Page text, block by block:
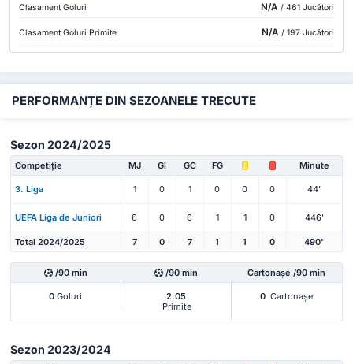
Clasament Goluri
N/A / 461 Jucători
Clasament Goluri Primite N/A / 197 Jucători
PERFORMANȚE DIN SEZOANELE TRECUTE
Sezon 2024/2025
Competiție MJ Gl GC FG Minute
3. Liga 1 0 1 0 0 0 44'
UEFA Liga de Juniori 6 0 6 1 1 0 446'
Total 2024/2025 7 0 7 1 1 0 490'
/90 min /90 min Cartonașe /90 min
0 Goluri
2.05
Primite
0 Cartonașe
Sezon 2023/2024